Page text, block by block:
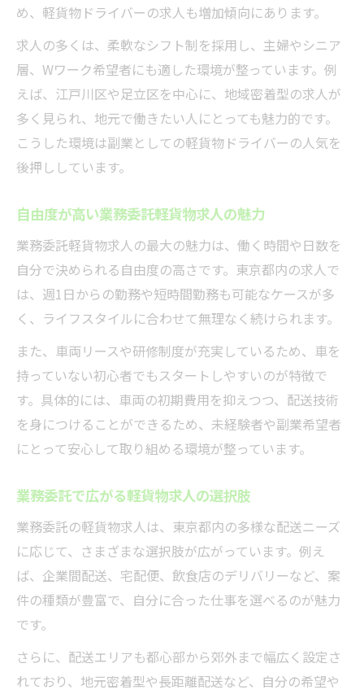
め、軽貨物ドライバーの求人も増加傾向にあります。
求人の多くは、柔軟なシフト制を採用し、主婦やシニア
層、Wワーク希望者にも適した環境が整っています。例
えば、江戸川区や足立区を中心に、地域密着型の求人が
多く見られ、地元で働きたい人にとっても魅力的です。
こうした環境は副業としての軽貨物ドライバーの人気を
後押ししています。
自由度が高い業務委託軽貨物求人の魅力
業務委託軽貨物求人の最大の魅力は、働く時間や日数を
自分で決められる自由度の高さです。東京都内の求人で
は、週1日からの勤務や短時間勤務も可能なケースが多
く、ライフスタイルに合わせて無理なく続けられます。
また、車両リースや研修制度が充実しているため、車を
持っていない初心者でもスタートしやすいのが特徴で
す。具体的には、車両の初期費用を抑えつつ、配送技術
を身につけることができるため、未経験者や副業希望者
にとって安心して取り組める環境が整っています。
業務委託で広がる軽貨物求人の選択肢
業務委託の軽貨物求人は、東京都内の多様な配送ニーズ
に応じて、さまざまな選択肢が広がっています。例え
ば、企業間配送、宅配便、飲食店のデリバリーなど、案
件の種類が豊富で、自分に合った仕事を選べるのが魅力
です。
さらに、配送エリアも都心部から郊外まで幅広く設定さ
れており、地元密着型や長距離配送など、自分の希望や